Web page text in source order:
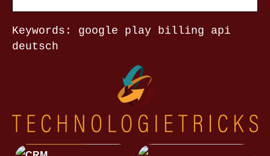
Keywords: google play billing api
deutsch